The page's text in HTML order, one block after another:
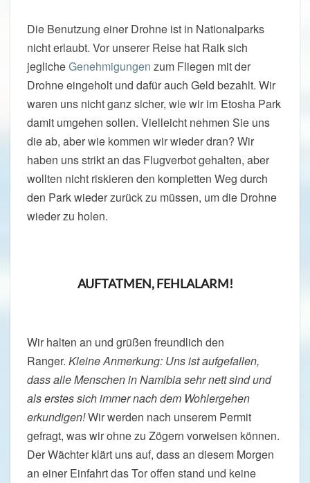
Die Benutzung einer Drohne ist in Nationalparks
nicht erlaubt. Vor unserer Reise hat Raik sich
jeglicheGenehmigungen zum Fliegen mit der
Drohne eingeholt und dafür auch Geld bezahlt. Wir
waren uns nicht ganz sicher, wie wir im Etosha Park
damit umgehen sollen. Vielleicht nehmen Sie uns
die ab, aber wie kommen wir wieder dran? Wir
haben uns strikt an das Flugverbot gehalten, aber
wollten nicht riskieren den kompletten Weg durch
den Park wieder zurück zu müssen, um die Drohne
wieder zu holen.
AUFTATMEN, FEHLALARM!
Wir halten an und grüßen freundlich den
Ranger. Kleine Anmerkung: Uns ist aufgefallen,
dass alle Menschen in Namibia sehr nett sind und
als erstes sich immer nach dem Wohlergehen
erkundigen!Wir werden nach unserem Permit
gefragt, was wir ohne zu Zögern vorweisen können.
Der Wächter klärt uns auf, dass an diesem Morgen
an einer Einfahrt das Tor offen stand und keine